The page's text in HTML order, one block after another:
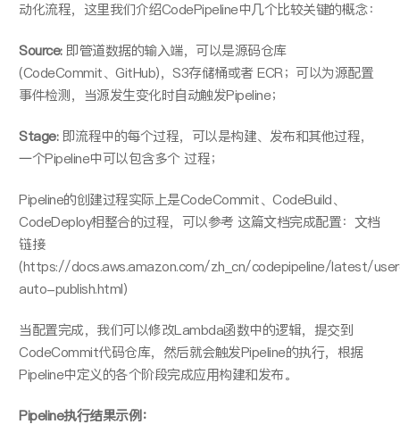
动化流程，这⾥我们介绍CodePipeline中⼏个⽐较关键的概念：
Source:即管道数据的输⼊端，可以是源码仓库
(CodeCommit、GitHub)，S3存储桶或者 ECR；可以为源配置
事件检测，当源发⽣变化时⾃动触发Pipeline；
Stage:即流程中的每个过程，可以是构建、发布和其他过程，
⼀个Pipeline中可以包含多个 过程；
Pipeline的创建过程实际上是CodeCommit、CodeBuild、
CodeDeploy相整合的过程，可以参考 这篇⽂档完成配置：⽂档
链接
(https://docs.aws.amazon.com/zh_cn/codepipeline/latest/
auto-publish.html)
当配置完成，我们可以修改Lambda函数中的逻辑，提交到
CodeCommit代码仓库，然后就会触发Pipeline的执⾏，根据
Pipeline中定义的各个阶段完成应⽤构建和发布。
Pipeline执⾏结果示例：